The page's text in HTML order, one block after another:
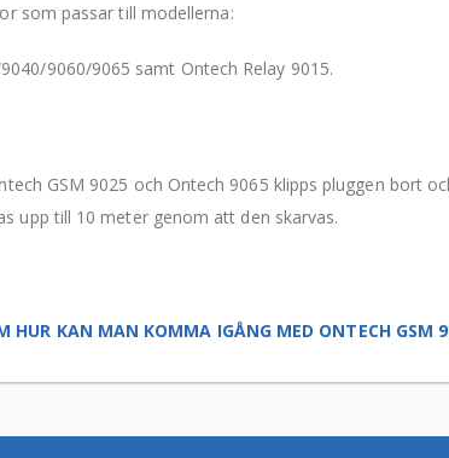
som passar till modellerna:
9060/9065 samt Ontech Relay 9015.
GSM 9025 och Ontech 9065 klipps pluggen bort
upp till 10 meter genom att den skarvas.
HUR KAN MAN KOMMA IGÅNG MED ONTECH GSM